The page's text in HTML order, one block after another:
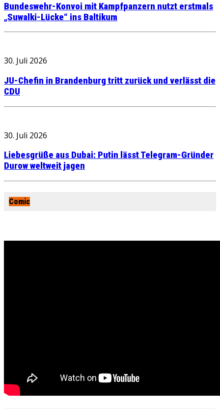
Bundeswehr-Konvoi mit Kampfpanzern nutzt erstmals
„Suwalki-Lücke“ ins Baltikum
30. Juli 2026
JU-Chefin in Brandenburg tritt zurück und verlässt die
CDU
30. Juli 2026
Liebesgrüße aus Dubai: Putin lässt Telegram-Gründer
Durow weltweit jagen
Comic